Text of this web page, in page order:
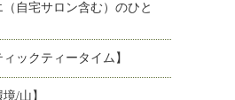
（自宅サロン含む）のひと
ィックティータイム】
/山】